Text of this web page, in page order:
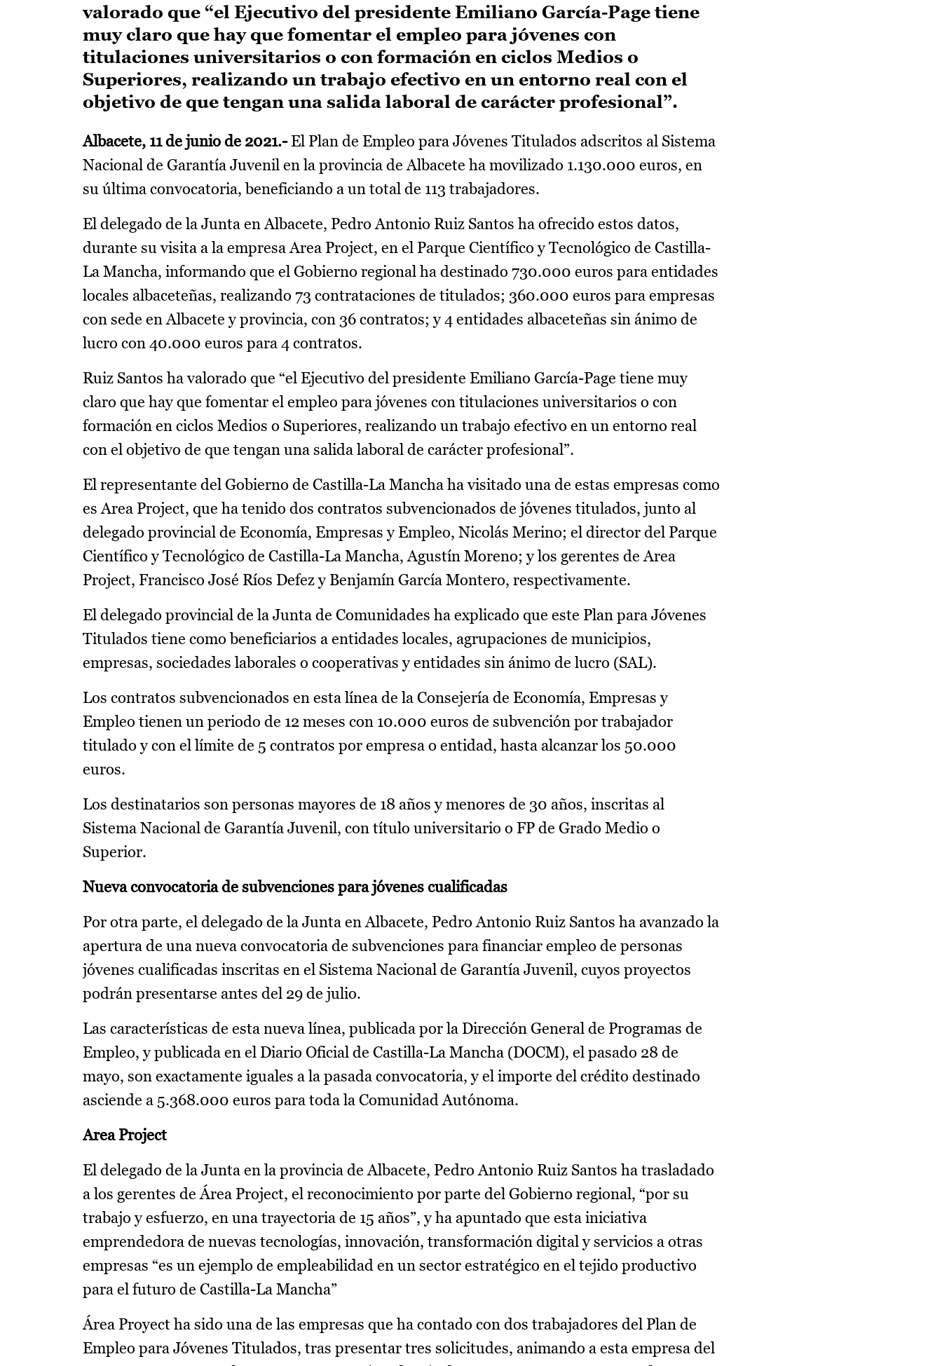
valorado que “el Ejecutivo del presidente Emiliano García-Page tiene
muy claro que hay que fomentar el empleo para jóvenes con
titulaciones universitarios o con formación en ciclos Medios o
Superiores, realizando un trabajo efectivo en un entorno real con el
objetivo de que tengan una salida laboral de carácter profesional”.
Albacete, 11 de junio de 2021.- El Plan de Empleo para Jóvenes Titulados adscritos al Sistema
Nacional de Garantía Juvenil en la provincia de Albacete ha movilizado 1.130.000 euros, en
su última convocatoria, beneficiando a un total de 113 trabajadores.
El delegado de la Junta en Albacete, Pedro Antonio Ruiz Santos ha ofrecido estos datos,
durante su visita a la empresa Area Project, en el Parque Científico y Tecnológico de Castilla-
La Mancha, informando que el Gobierno regional ha destinado 730.000 euros para entidades
locales albaceteñas, realizando 73 contrataciones de titulados; 360.000 euros para empresas
con sede en Albacete y provincia, con 36 contratos; y 4 entidades albaceteñas sin ánimo de
lucro con 40.000 euros para 4 contratos.
Ruiz Santos ha valorado que “el Ejecutivo del presidente Emiliano García-Page tiene muy
claro que hay que fomentar el empleo para jóvenes con titulaciones universitarios o con
formación en ciclos Medios o Superiores, realizando un trabajo efectivo en un entorno real
con el objetivo de que tengan una salida laboral de carácter profesional”.
El representante del Gobierno de Castilla-La Mancha ha visitado una de estas empresas como
es Area Project, que ha tenido dos contratos subvencionados de jóvenes titulados, junto al
delegado provincial de Economía, Empresas y Empleo, Nicolás Merino; el director del Parque
Científico y Tecnológico de Castilla-La Mancha, Agustín Moreno; y los gerentes de Area
Project, Francisco José Ríos Defez y Benjamín García Montero, respectivamente.
El delegado provincial de la Junta de Comunidades ha explicado que este Plan para Jóvenes
Titulados tiene como beneficiarios a entidades locales, agrupaciones de municipios,
empresas, sociedades laborales o cooperativas y entidades sin ánimo de lucro (SAL).
Los contratos subvencionados en esta línea de la Consejería de Economía, Empresas y
Empleo tienen un periodo de 12 meses con 10.000 euros de subvención por trabajador
titulado y con el límite de 5 contratos por empresa o entidad, hasta alcanzar los 50.000
euros.
Los destinatarios son personas mayores de 18 años y menores de 30 años, inscritas al
Sistema Nacional de Garantía Juvenil, con título universitario o FP de Grado Medio o
Superior.
Nueva convocatoria de subvenciones para jóvenes cualificadas
Por otra parte, el delegado de la Junta en Albacete, Pedro Antonio Ruiz Santos ha avanzado la
apertura de una nueva convocatoria de subvenciones para financiar empleo de personas
jóvenes cualificadas inscritas en el Sistema Nacional de Garantía Juvenil, cuyos proyectos
podrán presentarse antes del 29 de julio.
Las características de esta nueva línea, publicada por la Dirección General de Programas de
Empleo, y publicada en el Diario Oficial de Castilla-La Mancha (DOCM), el pasado 28 de
mayo, son exactamente iguales a la pasada convocatoria, y el importe del crédito destinado
asciende a 5.368.000 euros para toda la Comunidad Autónoma.
Area Project
El delegado de la Junta en la provincia de Albacete, Pedro Antonio Ruiz Santos ha trasladado
a los gerentes de Área Project, el reconocimiento por parte del Gobierno regional, “por su
trabajo y esfuerzo, en una trayectoria de 15 años”, y ha apuntado que esta iniciativa
emprendedora de nuevas tecnologías, innovación, transformación digital y servicios a otras
empresas “es un ejemplo de empleabilidad en un sector estratégico en el tejido productivo
para el futuro de Castilla-La Mancha”
Área Proyect ha sido una de las empresas que ha contado con dos trabajadores del Plan de
Empleo para Jóvenes Titulados, tras presentar tres solicitudes, animando a esta empresa del